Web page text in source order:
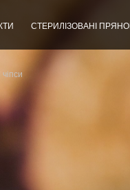
СТЕРИЛІЗОВАНІ